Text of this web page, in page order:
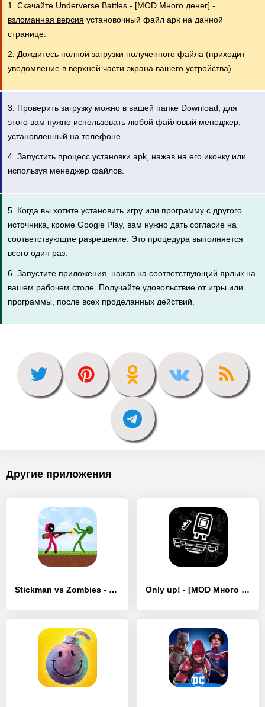
1. Скачайте Underverse Battles - [MOD Много денег] -
взломанная версия установочный файл apk на данной
странице.
2. Дождитесь полной загрузки полученного файла (приходит
уведомление в верхней части экрана вашего устройства).
3. Проверить загрузку можно в вашей папке Download, для
этого вам нужно использовать любой файловый менеджер,
установленный на телефоне.
4. Запустить процесс установки apk, нажав на его иконку или
используя менеджер файлов.
5. Когда вы хотите установить игру или программу с другого
источника, кроме Google Play, вам нужно дать согласие на
соответствующие разрешение. Это процедура выполняется
всего один раз.
6. Запустите приложения, нажав на соответствующий ярлык на
вашем рабочем столе. Получайте удовольствие от игры или
программы, после всех проделанных действий.
Другие приложения
Stickman vs Zombies - [MOD Много денег] Only up! - [MOD Много денег]